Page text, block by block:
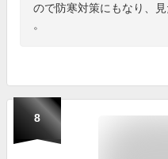
ので防寒対策にもなり、
。
8